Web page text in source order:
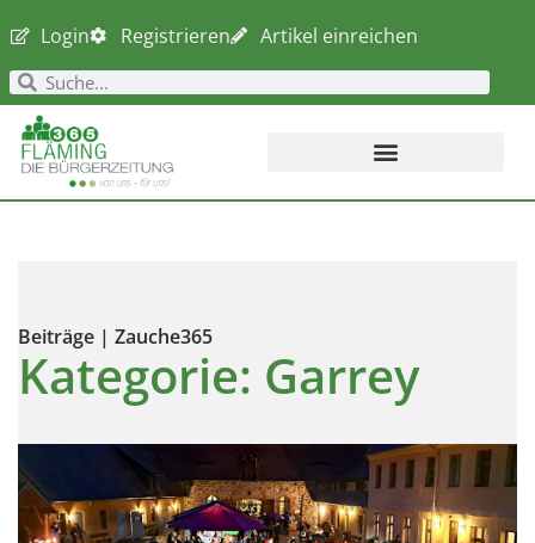
Login Registrieren Artikel einreichen
Beiträge | Zauche365
Kategorie: Garrey